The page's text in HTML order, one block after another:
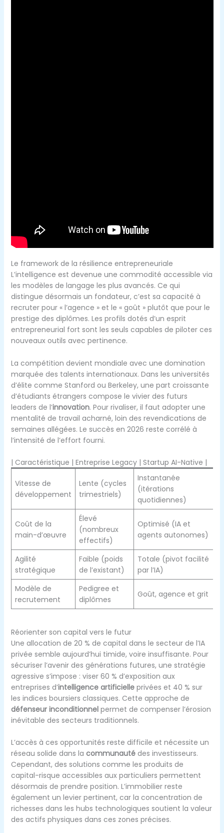
Le framework de la résilience entrepreneuriale
L’intelligence est devenue une commodité accessible via
les modèles de langage les plus avancés. Ce qui
distingue désormais un fondateur, c’est sa capacité à
recruter pour « l’agence » et le « goût » plutôt que pour le
prestige des diplômes. Les profils dotés d’un esprit
entrepreneurial fort sont les seuls capables de piloter ces
nouveaux outils avec pertinence.
La compétition devient mondiale avec une domination
marquée des talents internationaux. Dans les universités
d’élite comme Stanford ou Berkeley, une part croissante
d’étudiants étrangers compose le vivier des futurs
leaders de l’innovation. Pour rivaliser, il faut adopter une
mentalité de travail acharné, loin des revendications de
semaines allégées. Le succès en 2026 reste corrélé à
l’intensité de l’effort fourni.
| Caractéristique | Entreprise Legacy | Startup AI-Native |
Vitesse de
développement
Lente (cycles
trimestriels)
Instantanée
(itérations
quotidiennes)
Coût de la
main-d’œuvre
Élevé
(nombreux
effectifs)
Optimisé (IA et
agents autonomes)
Agilité
stratégique
Faible (poids
de l’existant)
Totale (pivot facilité
par l’IA)
Modèle de
recrutement
Pedigree et
diplômes
Goût, agence et grit
Réorienter son capital vers le futur
Une allocation de 20 % de capital dans le secteur de l’IA
privée semble aujourd’hui timide, voire insuffisante. Pour
sécuriser l’avenir des générations futures, une stratégie
agressive s’impose : viser 60 % d’exposition aux
entreprises d’intelligence artificielleprivées et 40 % sur
les indices boursiers classiques. Cette approche de
défenseur inconditionnelpermet de compenser l’érosion
inévitable des secteurs traditionnels.
L’accès à ces opportunités reste difficile et nécessite un
réseau solide dans la communautédes investisseurs.
Cependant, des solutions comme les produits de
capital-risque accessibles aux particuliers permettent
désormais de prendre position. L’immobilier reste
également un levier pertinent, car la concentration de
richesses dans les hubs technologiques soutient la valeur
des actifs physiques dans ces zones précises.